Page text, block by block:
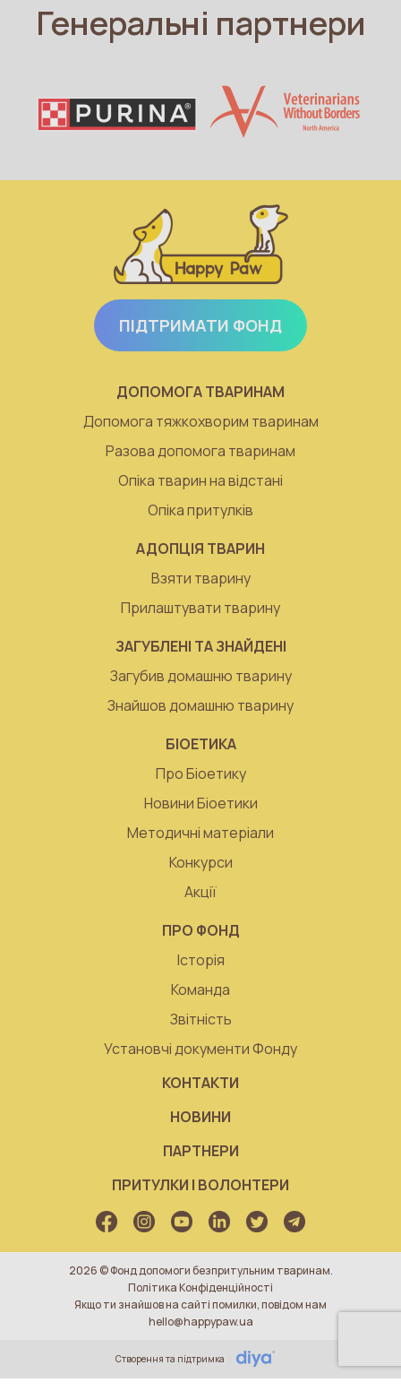
Генеральні партнери
ПІДТРИМАТИ ФОНД
ДОПОМОГА ТВАРИНАМ
Допомога тяжкохворим тваринам
Разова допомога тваринам
Опіка тварин на відстані
Опіка притулків
АДОПЦІЯ ТВАРИН
Взяти тварину
Прилаштувати тварину
ЗАГУБЛЕНІ ТА ЗНАЙДЕНІ
Загубив домашню тварину
Знайшов домашню тварину
БІОЕТИКА
Про Біоетику
Новини Біоетики
Методичні матеріали
Конкурси
Акції
ПРО ФОНД
Історія
Команда
Звітність
Установчі документи Фонду
КОНТАКТИ
НОВИНИ
ПАРТНЕРИ
ПРИТУЛКИ І ВОЛОНТЕРИ
2026 © Фонд допомоги безпритульним тваринам.
Політика Конфіденційності
Якщо ти знайшов на сайті помилки, повідом нам
hello@happypaw.ua
Створення та підтримка